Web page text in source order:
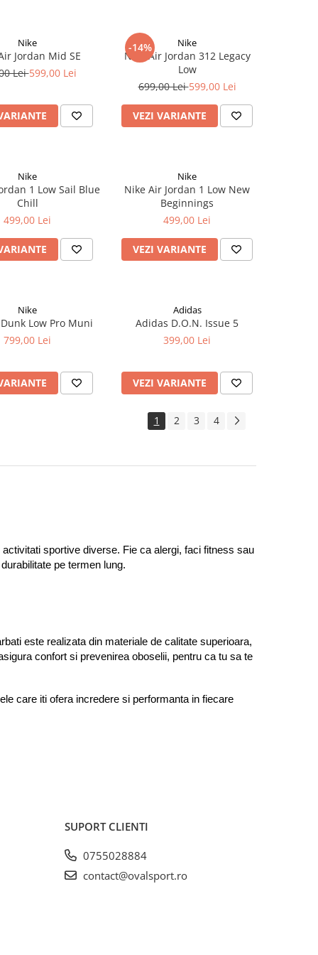
Nike
Jordan Mid SE
Lei599,00 Lei
-14% Nike
Nike Air Jordan 312 Legacy
Low
699,00 Lei599,00 Lei
VEZI VARIANTE
Nike
1 Low Sail Blue
Chill
499,00 Lei
Nike
Nike Air Jordan 1 Low New
Beginnings
499,00 Lei
VEZI VARIANTE
Nike
Low Pro Muni
799,00 Lei
Adidas
Adidas D.O.N. Issue 5
399,00 Lei
VEZI VARIANTE
1 2 3 4
sportive diverse. Fie ca alergi, faci fitness sau
pe termen lung.
este realizata din materiale de calitate superioara,
confort si prevenirea oboselii, pentru ca tu sa te
care iti ofera incredere si performanta in fiecare
SUPORT CLIENTI
0755028884
contact@ovalsport.ro